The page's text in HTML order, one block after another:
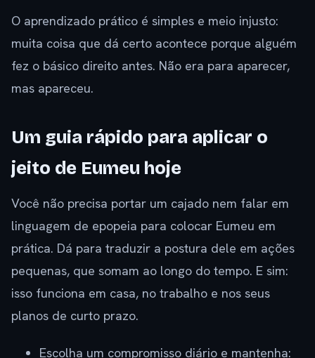
O aprendizado prático é simples e meio injusto:
muita coisa que dá certo acontece porque alguém
fez o básico direito antes. Não era para aparecer,
mas apareceu.
Um guia rápido para aplicar o
jeito de Eumeu hoje
Você não precisa portar um cajado nem falar em
linguagem de epopeia para colocar Eumeu em
prática. Dá para traduzir a postura dele em ações
pequenas, que somam ao longo do tempo. E sim:
isso funciona em casa, no trabalho e nos seus
planos de curto prazo.
Escolha um compromisso diário e mantenha: